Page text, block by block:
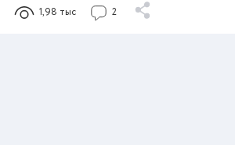
1,98 тыс 2